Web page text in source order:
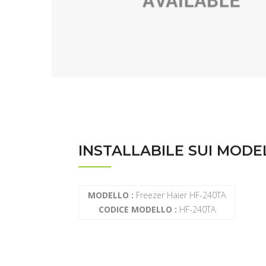
INSTALLABILE SUI
MODELLO : Freezer Haier HF-240TA
CODICE MODELLO : HF-240TA